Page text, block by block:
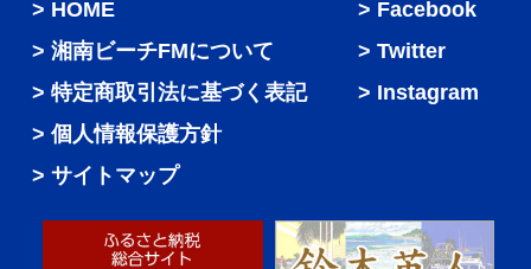
HOME
湘南ビーチFMについて
特定商取引法に基づく表記
個人情報保護方針
サイトマップ
Facebook
Twitter
Instagram